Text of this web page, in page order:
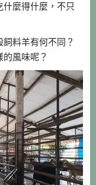
麼得什麼，不只
料羊有何不同？
風味呢？